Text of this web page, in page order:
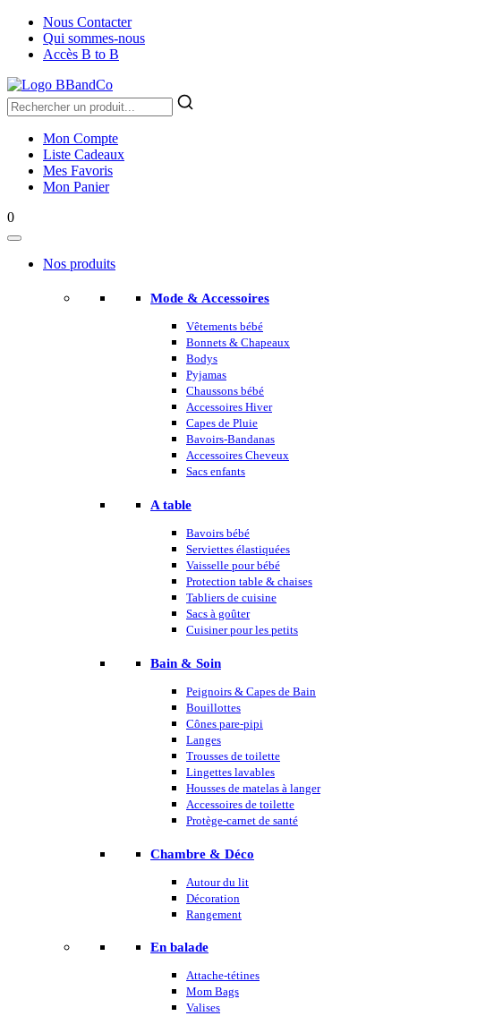
Nous Contacter
Qui sommes-nous
Accès B to B
Mon Compte
Liste Cadeaux
Mes Favoris
Mon Panier
0
Nos produits
Mode & Accessoires
Vêtements bébé
Bonnets & Chapeaux
Bodys
Pyjamas
Chaussons bébé
Accessoires Hiver
Capes de Pluie
Bavoirs-Bandanas
Accessoires Cheveux
Sacs enfants
A table
Bavoirs bébé
Serviettes élastiquées
Vaisselle pour bébé
Protection table & chaises
Tabliers de cuisine
Sacs à goûter
Cuisiner pour les petits
Bain & Soin
Peignoirs & Capes de Bain
Bouillottes
Cônes pare-pipi
Langes
Trousses de toilette
Lingettes lavables
Housses de matelas à langer
Accessoires de toilette
Protège-carnet de santé
Chambre & Déco
Autour du lit
Décoration
Rangement
En balade
Attache-tétines
Mom Bags
Valises